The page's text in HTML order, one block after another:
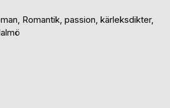
Romantik, passion, kärleksdikter,